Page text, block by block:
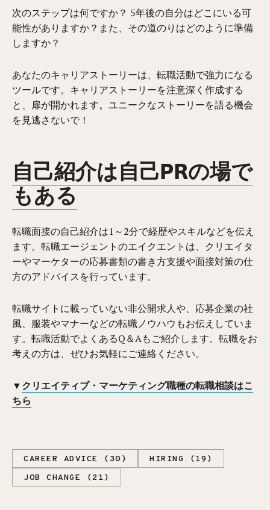
次のステップは何ですか？ 5年後の自分はどこにいる可
能性がありますか？また、その道のりはどのように準備
しますか？
あなたのキャリアストーリーは、転職活動で強力になる
ツールです。キャリアストーリーを注意深く作成する
と、扉が開かれます。ユニークなストーリーを語る機会
を見逃さないで！
自己紹介は自己PRの場で
もある
転職面接の自己紹介は1～2分で経歴やスキルなどを伝え
ます。転職エージェントのエイクエントは、クリエイタ
ーやマーケターの応募書類の書き方支援や面接対策の仕
方のアドバイスを行っています。
転職サイトに載っていない非公開求人や、応募企業の社
風、服装やマナーなどの転職ノウハウもお伝えしていま
す。転職活動でよくあるQ＆Aもご紹介します。転職をお
考えの方は、ぜひお気軽にご連絡ください。
▼クリエイティブ・マーケティング職種の転職相談はこ
ちら
CAREER ADVICE (30)
HIRING (19)
JOB CHANGE (21)